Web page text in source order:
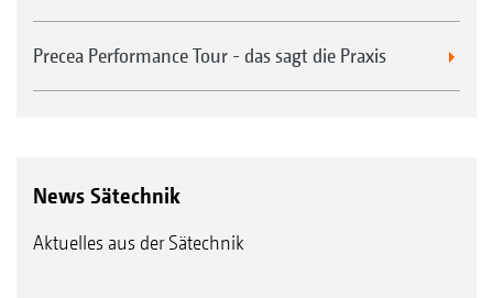
Precea Performance Tour - das sagt die Praxis
News Sätechnik
Aktuelles aus der Sätechnik